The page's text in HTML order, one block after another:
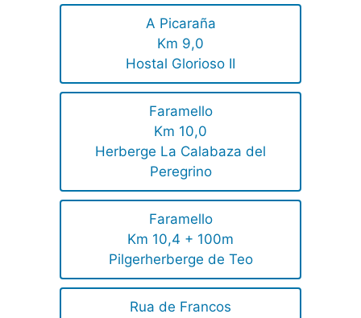
A Picaraña
Km 9,0
Hostal Glorioso II
Faramello
Km 10,0
Herberge La Calabaza del
Peregrino
Faramello
Km 10,4 + 100m
Pilgerherberge de Teo
Rua de Francos